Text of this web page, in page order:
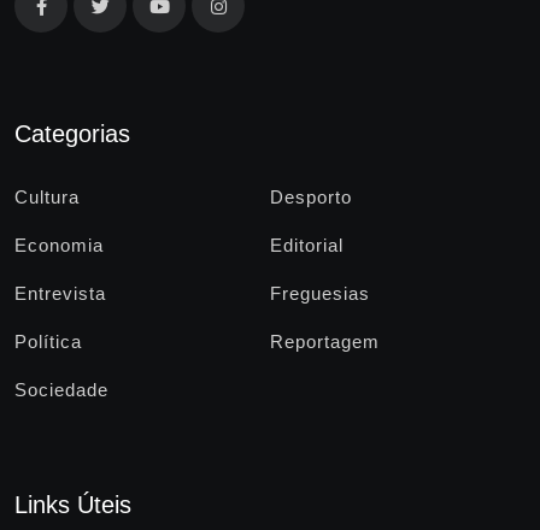
Categorias
Cultura Desporto
Economia Editorial
Entrevista Freguesias
Política Reportagem
Sociedade
Links Úteis